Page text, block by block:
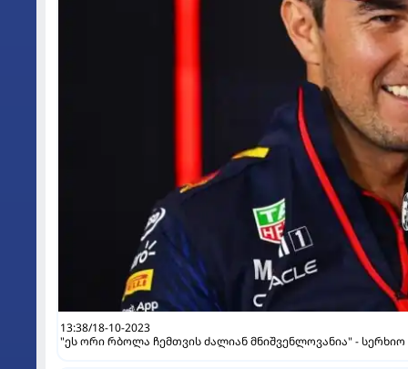
13:38/18-10-2023
"ეს ორი რბოლა ჩემთვის ძალიან მნიშვენლოვანია" -